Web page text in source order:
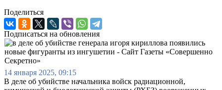
Поделиться
Подписаться на обновления
14 января 2025, 09:15
В деле об убийстве начальника войск радиационной,